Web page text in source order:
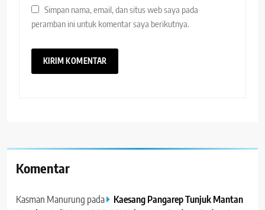
Simpan nama, email, dan situs web saya pada
peramban ini untuk komentar saya berikutnya.
Komentar
Kasman Manurung pada
Kaesang Pangarep Tunjuk Mantan